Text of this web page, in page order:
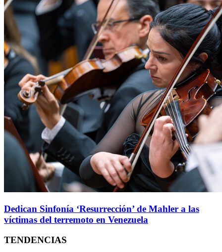
Dedican Sinfonía ‘Resurrección’ de Mahler a las
víctimas del terremoto en Venezuela
TENDENCIAS